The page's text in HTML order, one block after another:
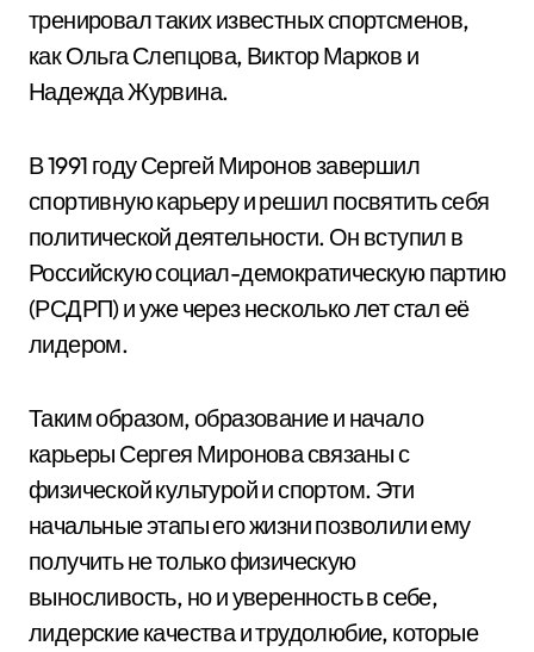
тренировал таких известных спортсменов,
как Ольга Слепцова, Виктор Марков и
Надежда Журвина.
В 1991 году Сергей Миронов завершил
спортивную карьеру и решил посвятить себя
политической деятельности. Он вступил в
Российскую социал-демократическую партию
(РСДРП) и уже через несколько лет стал её
лидером.
Таким образом, образование и начало
карьеры Сергея Миронова связаны с
физической культурой и спортом. Эти
начальные этапы его жизни позволили ему
получить не только физическую
выносливость, но и уверенность в себе,
лидерские качества и трудолюбие, которые